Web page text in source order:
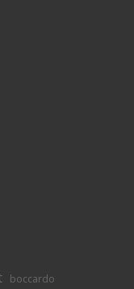
boccardo